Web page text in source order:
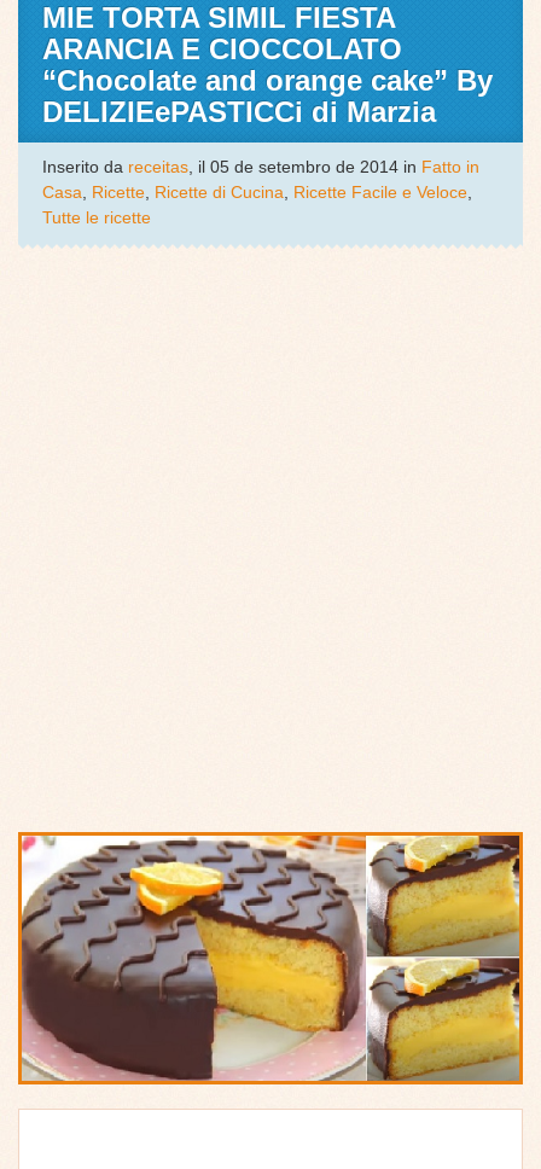
MIE TORTA SIMIL FIESTA
ARANCIA E CIOCCOLATO
“Chocolate and orange cake” By
DELIZIEePASTICCi di Marzia
Inserito da receitas, il 05 de setembro de 2014 in Fatto in
Casa, Ricette, Ricette di Cucina, Ricette Facile e Veloce,
Tutte le ricette